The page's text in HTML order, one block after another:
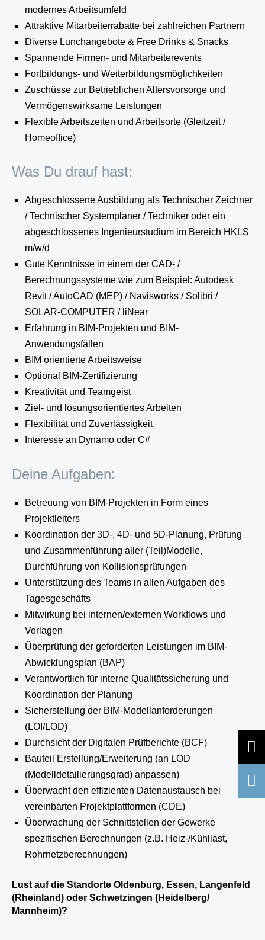
modernes Arbeitsumfeld
Attraktive Mitarbeiterrabatte bei zahlreichen Partnern
Diverse Lunchangebote & Free Drinks & Snacks
Spannende Firmen- und Mitarbeiterevents
Fortbildungs- und Weiterbildungsmöglichkeiten
Zuschüsse zur Betrieblichen Altersvorsorge und
Vermögenswirksame Leistungen
Flexible Arbeitszeiten und Arbeitsorte (Gleitzeit /
Homeoffice)
Was Du drauf hast:
Abgeschlossene Ausbildung als Technischer Zeichner
/ Technischer Systemplaner / Techniker oder ein
abgeschlossenes Ingenieurstudium im Bereich HKLS
m/w/d
Gute Kenntnisse in einem der CAD- /
Berechnungssysteme wie zum Beispiel: Autodesk
Revit / AutoCAD (MEP) / Navisworks / Solibri /
SOLAR-COMPUTER / liNear
Erfahrung in BIM-Projekten und BIM-
Anwendungsfällen
BIM orientierte Arbeitsweise
Optional BIM-Zertifizierung
Kreativität und Teamgeist
Ziel- und lösungsorientiertes Arbeiten
Flexibilität und Zuverlässigkeit
Interesse an Dynamo oder C#
Deine Aufgaben:
Betreuung von BIM-Projekten in Form eines
Projektleiters
Koordination der 3D-, 4D- und 5D-Planung, Prüfung
und Zusammenführung aller (Teil)Modelle,
Durchführung von Kollisionsprüfungen
Unterstützung des Teams in allen Aufgaben des
Tagesgeschäfts
Mitwirkung bei internen/externen Workflows und
Vorlagen
Überprüfung der geforderten Leistungen im BIM-
Abwicklungsplan (BAP)
Verantwortlich für interne Qualitätssicherung und
Koordination der Planung
Sicherstellung der BIM-Modellanforderungen
(LOI/LOD)
Durchsicht der Digitalen Prüfberichte (BCF)
Bauteil Erstellung/Erweiterung (an LOD
(Modelldetailierungsgrad) anpassen)
Überwacht den effizienten Datenaustausch bei
vereinbarten Projektplattformen (CDE)
Überwachung der Schnittstellen der Gewerke
spezifischen Berechnungen (z.B. Heiz-/Kühllast,
Rohrnetzberechnungen)
Lust auf die Standorte Oldenburg, Essen, Langenfeld
(Rheinland) oder Schwetzingen (Heidelberg/
Mannheim)?